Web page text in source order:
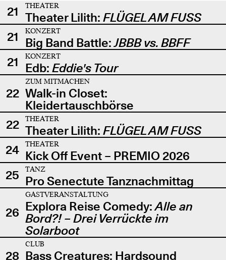
21
THEATER
Theater Lilith: FLÜGEL AM FUSS
21
KONZERT
Big Band Battle:JBBB vs. BBFF
21
KONZERT
Edb: Eddie's Tour
22
ZUM MITMACHEN
Walk-in Closet:
Kleidertauschbörse
22
THEATER
Theater Lilith: FLÜGEL AM FUSS
24
THEATER
Kick Off Event – PREMIO 2026
25
TANZ
Pro Senectute Tanznachmittag
26
GASTVERANSTALTUNG
Explora Reise Comedy:Alle an
Bord?! – Drei Verrückte im
Solarboot
28
CLUB
Bass Creatures: Hardsound